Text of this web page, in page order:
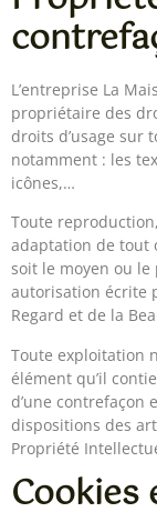
L’entreprise La
propriétaire des
droits d’usage sur
notamment : les
icônes,…
Toute
adaptation de tout
soit le moyen ou
autorisation écrite
Regard et de la
Toute exploitation
élément qu’il
d’une contrefaçon
dispositions des
Propriété